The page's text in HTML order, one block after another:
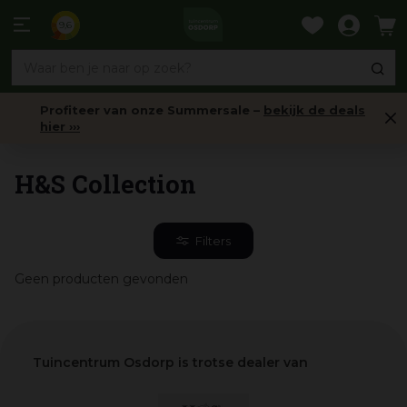
naar
Profiteer van onze Summersale – bekijk de deals
hier ›››
H&S Collection
Filters
Geen producten gevonden
Tuincentrum Osdorp is trotse dealer van